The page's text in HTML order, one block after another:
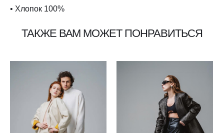
• Хлопок 100%
ТАКЖЕ ВАМ МОЖЕТ ПОНРАВИТЬСЯ